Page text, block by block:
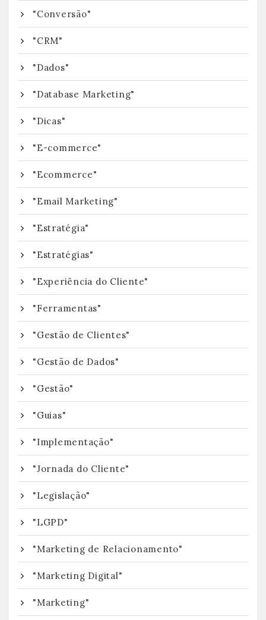
"Conversão"
"CRM"
"Dados"
"Database Marketing"
"Dicas"
"E-commerce"
"Ecommerce"
"Email Marketing"
"Estratégia"
"Estratégias"
"Experiência do Cliente"
"Ferramentas"
"Gestão de Clientes"
"Gestão de Dados"
"Gestão"
"Guias"
"Implementação"
"Jornada do Cliente"
"Legislação"
"LGPD"
"Marketing de Relacionamento"
"Marketing Digital"
"Marketing"